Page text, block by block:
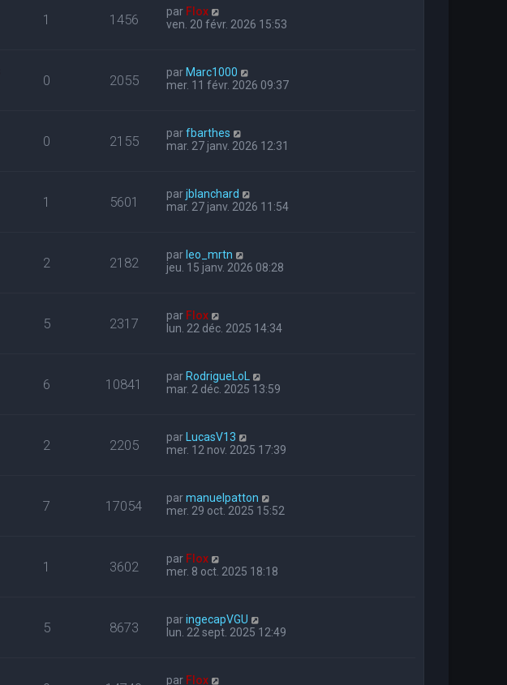
1 1456 par Flox
ven. 20 févr. 2026 15:53
0 2055 par Marc1000
mer. 11 févr. 2026 09:37
0 2155 parfbarthes
mar. 27 janv. 2026 12:31
1 5601 parjblanchard
mar. 27 janv. 2026 11:54
2 2182 par leo_mrtn
jeu. 15 janv. 2026 08:28
5 2317 par Flox
lun. 22 déc. 2025 14:34
6 10841 par RodrigueLoL
mar. 2 déc. 2025 13:59
2 2205 par
LucasV13
mer. 12 nov. 2025 17:39
7 17054 parmanuelpatton
mer. 29 oct. 2025 15:52
1 3602 par Flox
mer. 8 oct. 2025 18:18
5 8673 paringecapVGU
lun. 22 sept. 2025 12:49
par Flox